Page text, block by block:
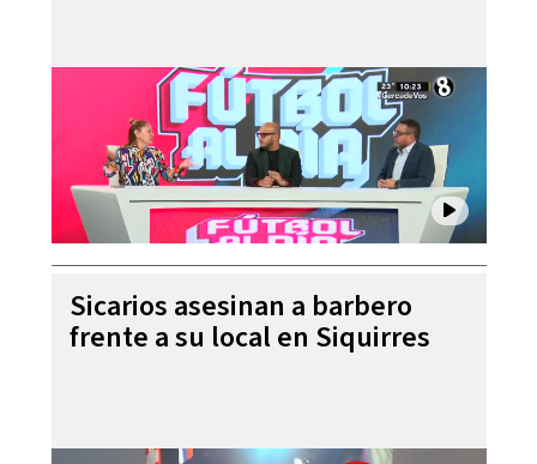
Sicarios asesinan a barbero
frente a su local en Siquirres